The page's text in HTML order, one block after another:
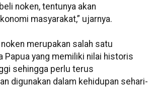
noken, tentunya akan
masyarakat,” ujarnya.
noken merupakan salah satu
Papua yang memiliki nilai historis
sehingga perlu terus
digunakan dalam kehidupan sehari-